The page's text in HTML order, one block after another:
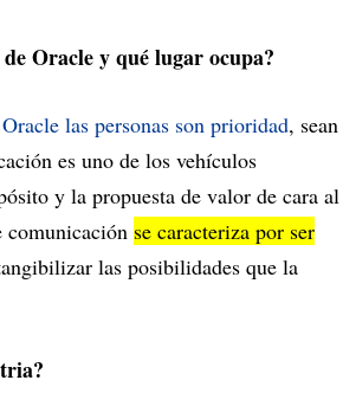
Oracle y qué lugar ocupa?
las personas son prioridad, sean
es uno de los vehículos
y la propuesta de valor de cara al
comunicación se caracteriza por ser
las posibilidades que la